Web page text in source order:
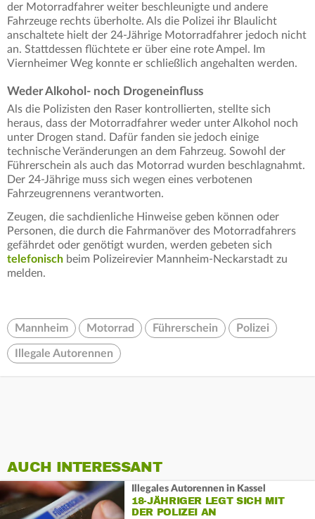
der Motorradfahrer weiter beschleunigte und andere
Fahrzeuge rechts überholte. Als die Polizei ihr Blaulicht
anschaltete hielt der 24-Jährige Motorradfahrer jedoch nicht
an. Stattdessen flüchtete er über eine rote Ampel. Im
Viernheimer Weg konnte er schließlich angehalten werden.
Weder Alkohol- noch Drogeneinfluss
Als die Polizisten den Raser kontrollierten, stellte sich
heraus, dass der Motorradfahrer weder unter Alkohol noch
unter Drogen stand. Dafür fanden sie jedoch einige
technische Veränderungen an dem Fahrzeug. Sowohl der
Führerschein als auch das Motorrad wurden beschlagnahmt.
Der 24-Jährige muss sich wegen eines verbotenen
Fahrzeugrennens verantworten.
Zeugen, die sachdienliche Hinweise geben können oder
Personen, die durch die Fahrmanöver des Motorradfahrers
gefährdet oder genötigt wurden, werden gebeten sich
telefonisch beim Polizeirevier Mannheim-Neckarstadt zu
melden.
Mannheim Motorrad Führerschein Polizei
Illegale Autorennen
AUCH INTERESSANT
Illegales Autorennen in Kassel
18-JÄHRIGER LEGT SICH MIT
DER POLIZEI AN